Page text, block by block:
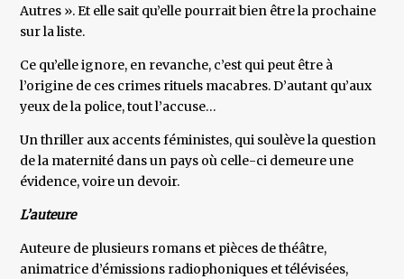
Autres ». Et elle sait qu’elle pourrait bien être la prochaine
sur la liste.
Ce qu’elle ignore, en revanche, c’est qui peut être à
l’origine de ces crimes rituels macabres. D’autant qu’aux
yeux de la police, tout l’accuse…
​Un thriller aux accents féministes, qui soulève la question
de la maternité dans un pays où celle-ci demeure une
évidence, voire un devoir.
L’auteure
Auteure de plusieurs romans et pièces de théâtre,
animatrice d’émissions radiophoniques et télévisées,